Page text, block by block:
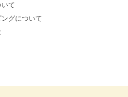
て
グについて